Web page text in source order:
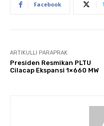
Facebook
ARTIKULLI PARAPRAK
Presiden Resmikan PLTU
Cilacap Ekspansi 1×660 MW